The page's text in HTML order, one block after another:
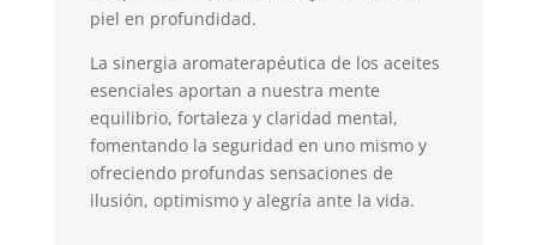
piel en profundidad.
La sinergia aromaterapéutica de los aceites
esenciales aportan a nuestra mente
equilibrio, fortaleza y claridad mental,
fomentando la seguridad en uno mismo y
ofreciendo profundas sensaciones de
ilusión, optimismo y alegría ante la vida.